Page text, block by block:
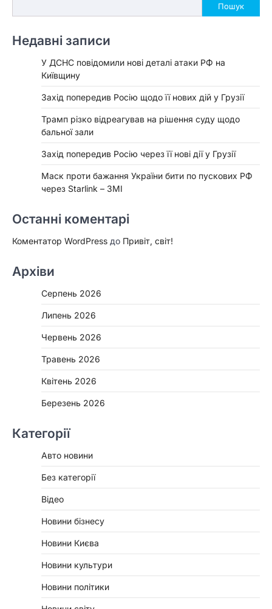
Пошук
Недавні записи
У ДСНС повідомили нові деталі атаки РФ на
Київщину
Захід попередив Росію щодо її нових дій у Грузії
Трамп різко відреагував на рішення суду щодо
бальної зали
Захід попередив Росію через її нові дії у Грузії
Маск проти бажання України бити по пускових РФ
через Starlink – ЗМІ
Останні коментарі
Коментатор WordPress до Привіт, світ!
Архіви
Серпень 2026
Липень 2026
Червень 2026
Травень 2026
Квітень 2026
Березень 2026
Категорії
Авто новини
Без категорії
Відео
Новини бізнесу
Новини Києва
Новини культури
Новини політики